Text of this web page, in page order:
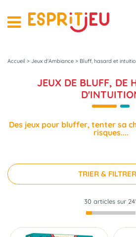
Accueil > Jeux d'Ambiance > Bluff, hasard et
JEUX DE BLUFF, DE
Des jeux pour bluffer, tenter sa
risques....
TRIER & FILTRER
30 articles sur